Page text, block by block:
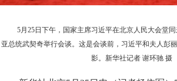
5月25日下午，国家主席习近平在北京人民大会堂
亚总统武契奇举行会谈。这是会谈前，习近平和夫人彭
影。新华社记者 谢环驰 摄